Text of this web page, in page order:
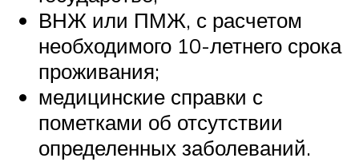
ВНЖ или ПМЖ, с расчетом
необходимого 10-летнего срока
проживания;
медицинские справки с
пометками об отсутствии
определенных заболеваний.